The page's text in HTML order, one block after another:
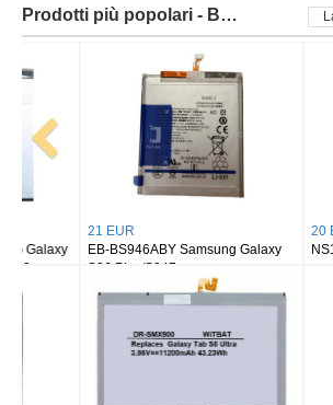
Prodotti più popolari - Batteria samsung
EB-BS946ABY Samsung Galaxy
S26 Plus/S947
NS1250